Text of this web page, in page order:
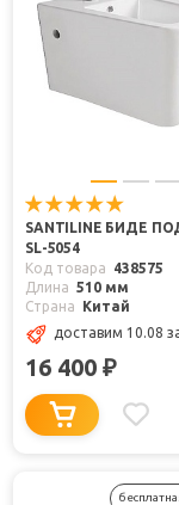
SANTILINE БИДЕ
SL-5054
Код товара
438575
Длина 510 мм
Страна
Китай
доставим 10.08
16 400 ₽